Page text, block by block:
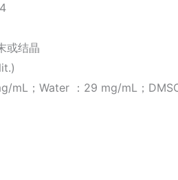
结晶
；Water ：29 mg/mL；